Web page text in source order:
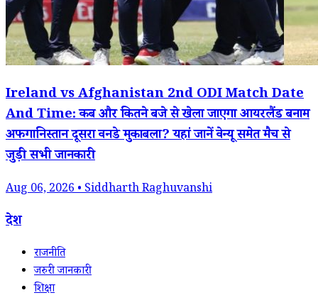
Ireland vs Afghanistan 2nd ODI Match Date
And Time: कब और कितने बजे से खेला जाएगा आयरलैंड बनाम
अफगानिस्तान दूसरा वनडे मुकाबला? यहां जानें वेन्यू समेत मैच से
जुड़ी सभी जानकारी
Aug 06, 2026 • Siddharth Raghuvanshi
देश
राजनीति
जरुरी जानकारी
शिक्षा